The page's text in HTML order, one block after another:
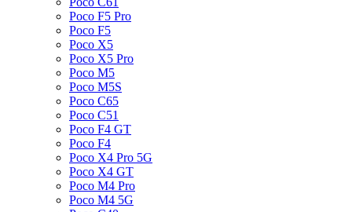
Poco F5 Pro
Poco F5
Poco X5
Poco X5 Pro
Poco M5
Poco M5S
Poco C65
Poco C51
Poco F4 GT
Poco F4
Poco X4 Pro 5G
Poco X4 GT
Poco M4 Pro
Poco M4 5G